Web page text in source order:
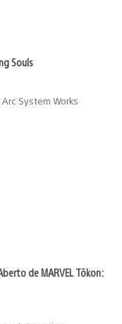
Souls
System Works
de MARVEL Tōkon: